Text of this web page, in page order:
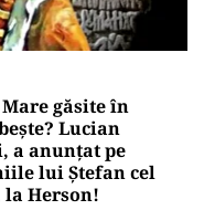
găsite în
Lucian
a anunţat pe
lui Ştefan cel
la Herson!